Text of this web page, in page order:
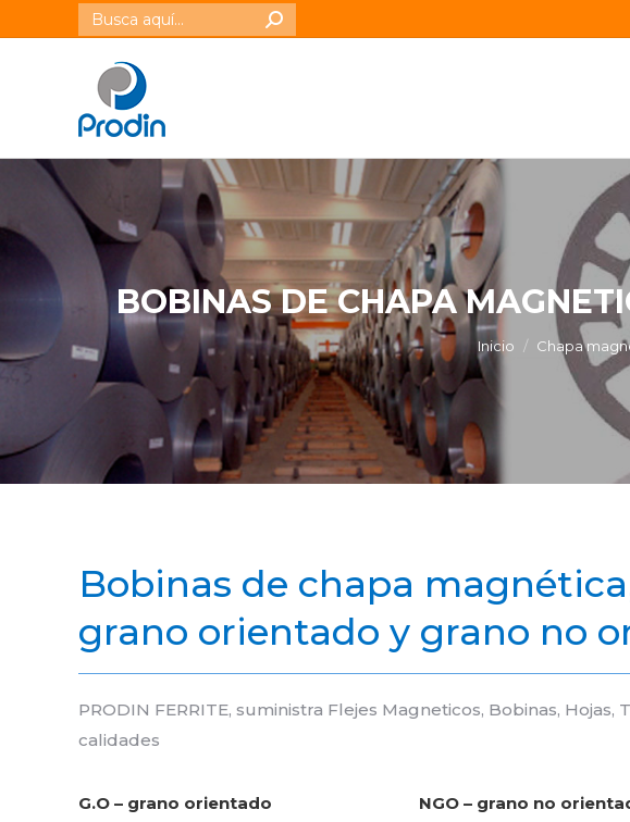
Buscar:
BOBINAS DE CHAPA
Inicio Chapa
Bobinas de chapa
grano orientado y grano no
PRODIN FERRITE, suministra Flejes Magneticos, Bobinas, Hojas,
calidades
G.O – grano orientado
NGO – grano no